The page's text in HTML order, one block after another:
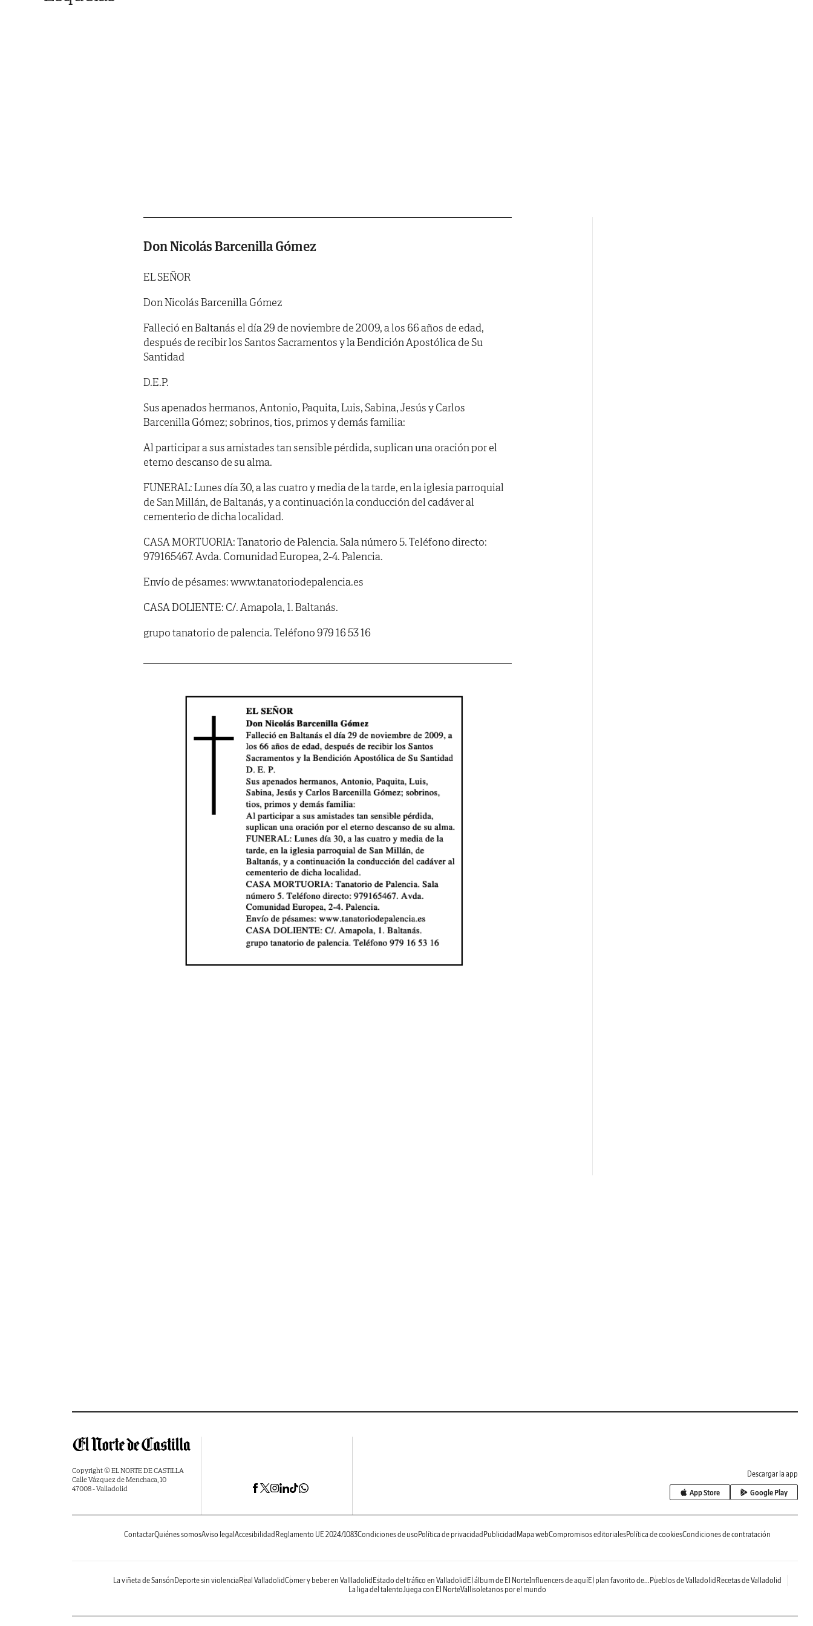
Don Nicolás Barcenilla Gómez
EL SEÑOR
Don Nicolás Barcenilla Gómez
Falleció en Baltanás el día 29 de noviembre de 2009, a los 66 años de edad,
después de recibir los Santos Sacramentos y la Bendición Apostólica de Su
Santidad
D.E.P.
Sus apenados hermanos, Antonio, Paquita, Luis, Sabina, Jesús y Carlos
Barcenilla Gómez; sobrinos, tios, primos y demás familia:
Al participar a sus amistades tan sensible pérdida, suplican una oración por el
eterno descanso de su alma.
FUNERAL: Lunes día 30, a las cuatro y media de la tarde, en la iglesia parroquial
de San Millán, de Baltanás, y a continuación la conducción del cadáver al
cementerio de dicha localidad.
CASA MORTUORIA: Tanatorio de Palencia. Sala número 5. Teléfono directo:
979165467. Avda. Comunidad Europea, 2-4. Palencia.
Envío de pésames: www.tanatoriodepalencia.es
CASA DOLIENTE: C/. Amapola, 1. Baltanás.
grupo tanatorio de palencia. Teléfono 979 16 53 16
Copyright © EL NORTE DE CASTILLA
Calle Vázquez de Menchaca, 10
47008 - Valladolid
Descargar la app
App Store Google Play
ContactarQuiénes somosAviso legal Accesibilidad Reglamento UE 2024/1083Condiciones de uso Política de privacidad Publicidad Mapa webCompromisos editorialesPolítica de cookiesCondiciones de contratación
La viñeta de Sansón Deporte sin violencia Real ValladolidComer y beber en Vallladolid Estado del tráfico en Valladolid El álbum de El NorteInfluencers de aquíEl plan favorito de... Pueblos de Valladolid Recetas de Valladolid
La liga del talentoJuega con El NorteVallisoletanos por el mundo